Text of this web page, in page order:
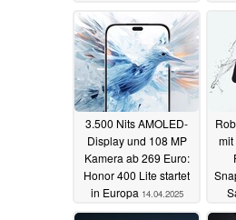
3.500 Nits AMOLED-
Display und 108 MP
Kamera ab 269 Euro:
Honor 400 Lite startet
in Europa 14.04.2025
mit